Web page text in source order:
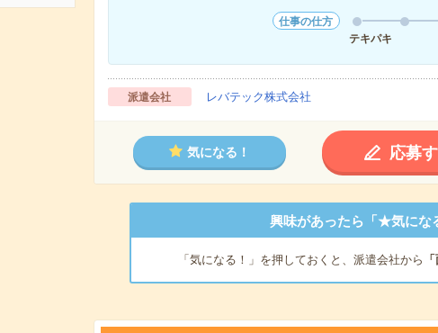
仕事の仕方
テキパキ
派遣会社 レバテック株式会社
気になる！ 応募
興味があったら「★気にな
「気になる！」を押しておくと、派遣会社から